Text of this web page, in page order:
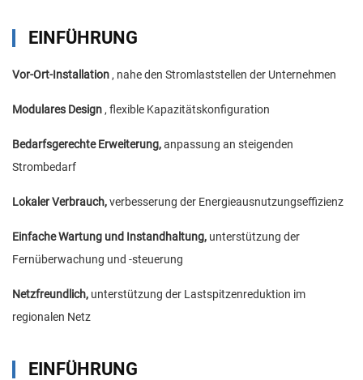
EINFÜHRUNG
Vor-Ort-Installation , nahe den Stromlaststellen der Unternehmen
Modulares Design , flexible Kapazitätskonfiguration
Bedarfsgerechte Erweiterung,anpassung an steigenden
Strombedarf
Lokaler Verbrauch,verbesserung der Energieausnutzungseffizienz
Einfache Wartung und Instandhaltung, unterstützung der
Fernüberwachung und -steuerung
Netzfreundlich, unterstützung der Lastspitzenreduktion im
regionalen Netz
EINFÜHRUNG